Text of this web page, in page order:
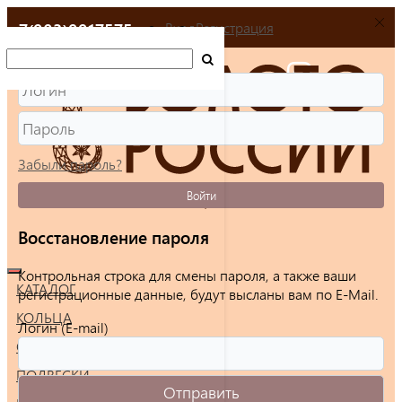
+7(903)9917575
КАТАЛОГ
КОЛЬЦА
СЕРЬГИ
ПОДВЕСКИ
ВходРегистрация
Забыли пароль?
Войти
Восстановление пароля
Контрольная строка для смены пароля, а также ваши
регистрационные данные, будут высланы вам по E-Mail.
Логин (E-mail)